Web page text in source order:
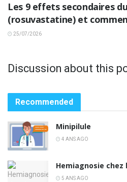
Les 9 effets secondaires
(rosuvastatine) et
25/07/2026
Discussion about this
Recommended
Minipilule
4 ANS AGO
Hemiagnosie chez
5 ANS AGO